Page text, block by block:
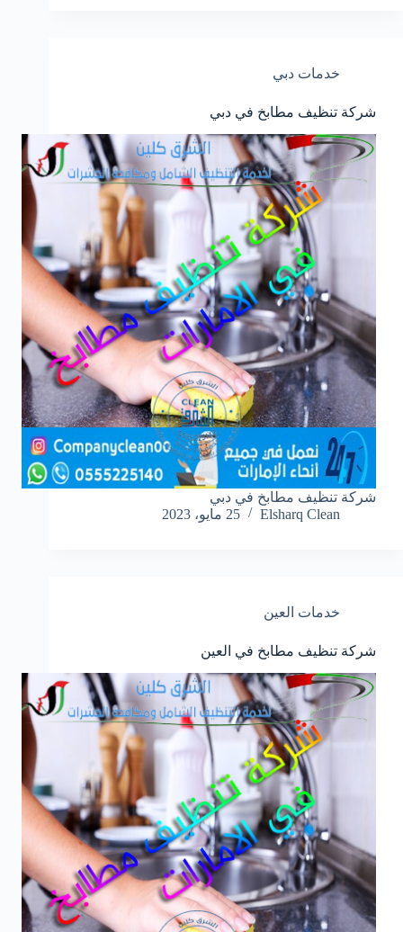
خدمات دبي
شركة تنظيف مطابخ في دبي
شركة تنظيف مطابخ في دبي
Elsharq Clean
25 مايو، 2023
خدمات العين
شركة تنظيف مطابخ في العين